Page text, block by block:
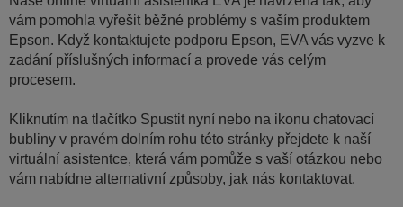
vám pomohla vyřešit běžné problémy s vaším produktem
Epson. Když kontaktujete podporu Epson, EVA vás vyzve k
zadání příslušných informací a provede vás celým
procesem.
Kliknutím na tlačítko Spustit nyní nebo na ikonu chatovací
bubliny v pravém dolním rohu této stránky přejdete k naší
virtuální asistentce, která vám pomůže s vaší otázkou nebo
vám nabídne alternativní způsoby, jak nás kontaktovat.